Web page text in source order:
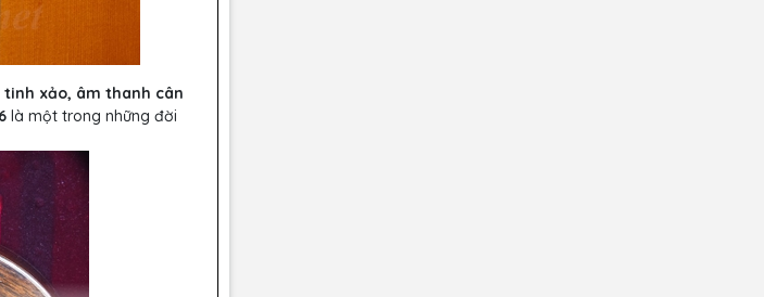
xảo, âm thanh cân
là một trong những đời